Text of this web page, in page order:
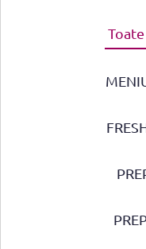
Toate